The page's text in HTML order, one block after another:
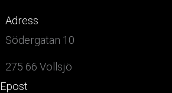
Adress
Södergatan 10
275 66 Vollsjö
Epost